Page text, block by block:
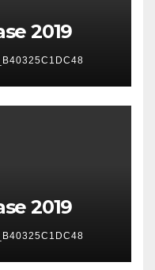
2019
2019